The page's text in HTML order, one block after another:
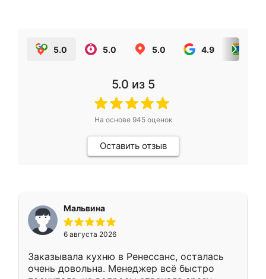
5.0 5.0 5.0 4.9
5.0 из 5
На основе 945оценок
Оставить отзыв
Мальвина
6 августа 2026
Заказывала кухню в Ренессанс, осталась
очень довольна. Менеджер всё быстро